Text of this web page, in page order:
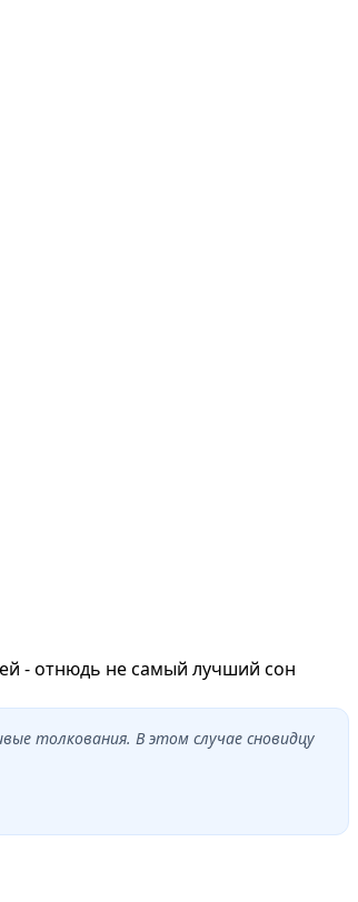
- отнюдь не самый лучший сон
толкования. В этом случае сновидцу